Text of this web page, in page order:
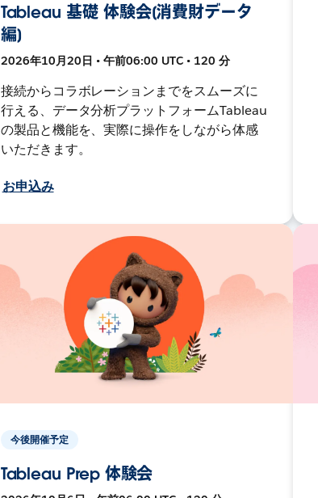
Tableau 基礎 体験会[消費財データ
編]
2026年10月20日 • 午前06:00 UTC • 120 分
接続からコラボレーションまでをスムーズに
行える、データ分析プラットフォームTableau
の製品と機能を、実際に操作をしながら体感
いただきます。
お申込み
今後開催予定
Tableau Prep 体験会